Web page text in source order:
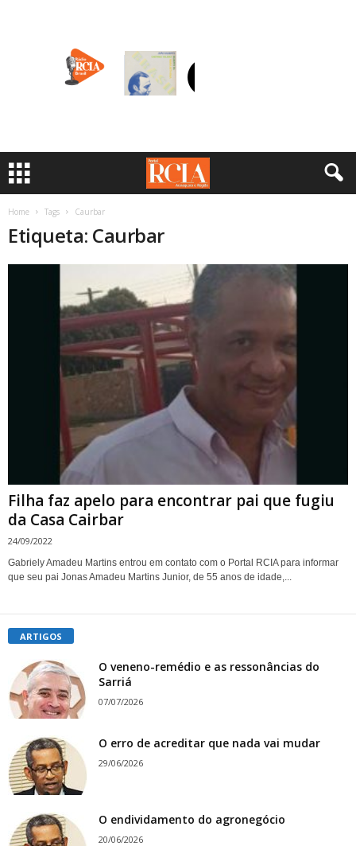
Home Tags Caurbar
Etiqueta: Caurbar
Filha faz apelo para encontrar pai que fugiu
da Casa Cairbar
24/09/2022
Gabriely Amadeu Martins entrou em contato com o Portal RCIA para informar
que seu pai Jonas Amadeu Martins Junior, de 55 anos de idade,...
ARTIGOS
O veneno-remédio e as ressonâncias do
Sarriá
07/07/2026
O erro de acreditar que nada vai mudar
29/06/2026
O endividamento do agronegócio
20/06/2026